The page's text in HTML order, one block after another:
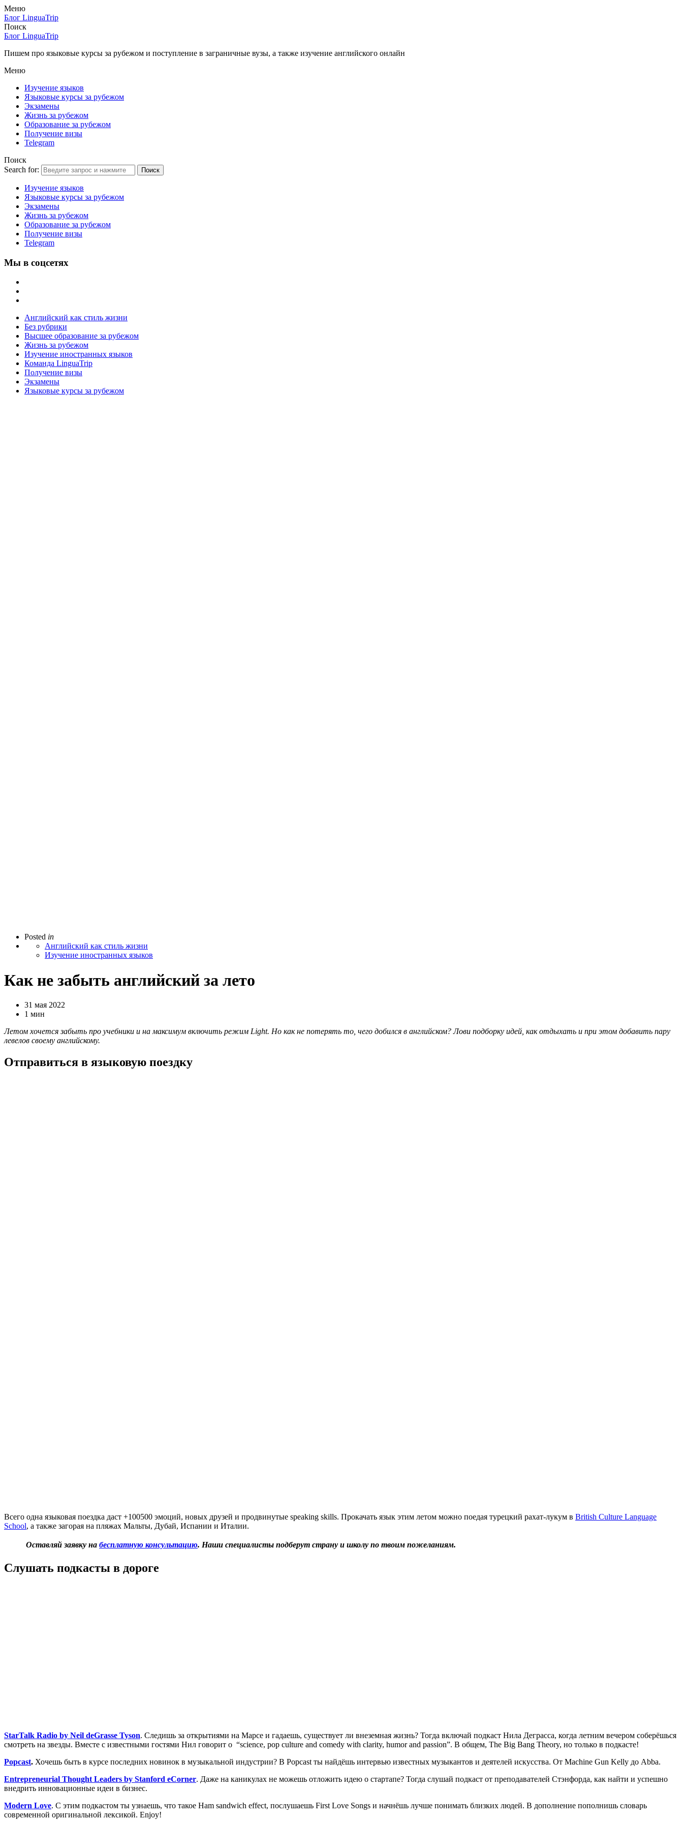
Меню
Блог LinguaTrip
Поиск
Блог LinguaTrip
Пишем про языковые курсы за рубежом и поступление в заграничные вузы, а также изучение английского онлайн
Меню
Изучение языков
Языковые курсы за рубежом
Экзамены
Жизнь за рубежом
Образование за рубежом
Получение визы
Telegram
Поиск
Search for:
Поиск
Изучение языков
Языковые курсы за рубежом
Экзамены
Жизнь за рубежом
Образование за рубежом
Получение визы
Telegram
Мы в соцсетях
Английский как стиль жизни
Без рубрики
Высшее образование за рубежом
Жизнь за рубежом
Изучение иностранных языков
Команда LinguaTrip
Получение визы
Экзамены
Языковые курсы за рубежом
Posted in
Английский как стиль жизни
Изучение иностранных языков
Как не забыть английский за лето
31 мая 2022
1 мин
Летом хочется забыть про учебники и на максимум включить режим Light. Но как не потерять то, чего добился в английском? Лови подборку идей, как отдыхать и при этом добавить пару
левелов своему английскому.
Отправиться в языковую поездку
Всего одна языковая поездка даст +100500 эмоций, новых друзей и продвинутые speaking skills. Прокачать язык этим летом можно поедая турецкий рахат-лукум в British Culture Language
School, а также загорая на пляжах Мальты, Дубай, Испании и Италии.
Оставляй заявку на бесплатную консультацию. Наши специалисты подберут страну и школу по твоим пожеланиям.
Слушать подкасты в дороге
StarTalk Radio by Neil deGrasse Tyson. Следишь за открытиями на Марсе и гадаешь, существует ли внеземная жизнь? Тогда включай подкаст Нила Деграсса, когда летним вечером соберёшься
смотреть на звезды. Вместе с известными гостями Нил говорит о “science, pop culture and comedy with clarity, humor and passion”. В общем, The Big Bang Theory, но только в подкасте!
Popcast. Хочешь быть в курсе последних новинок в музыкальной индустрии? В Popcast ты найдёшь интервью известных музыкантов и деятелей искусства. От Machine Gun Kelly до Abba.
Entrepreneurial Thought Leaders by Stanford eCorner. Даже на каникулах не можешь отложить идею о стартапе? Тогда слушай подкаст от преподавателей Стэнфорда, как найти и успешно
внедрить инновационные идеи в бизнес.
Modern Love. С этим подкастом ты узнаешь, что такое Ham sandwich effect, послушаешь First Love Songs и начнёшь лучше понимать близких людей. В дополнение пополнишь словарь
современной оригинальной лексикой. Enjoy!